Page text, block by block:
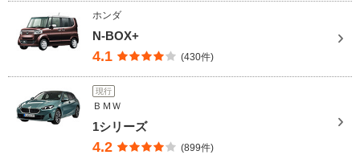
ホンダ
N-BOX+
4.1 (430件)
現行
ＢＭＷ
1シリーズ
4.2 (899件)